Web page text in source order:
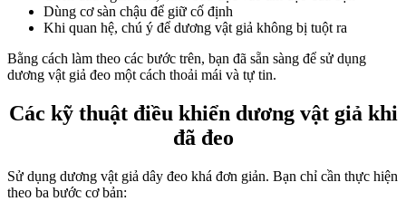
Dùng cơ sàn chậu để giữ cố định
Khi quan hệ, chú ý để dương vật giả không bị tuột ra
Bằng cách làm theo các bước trên, bạn đã sẵn sàng để sử dụng
dương vật giả đeo một cách thoải mái và tự tin.
Các kỹ thuật điều khiển dương vật giả khi
đã đeo
Sử dụng dương vật giả dây đeo khá đơn giản. Bạn chỉ cần thực hiện
theo ba bước cơ bản: